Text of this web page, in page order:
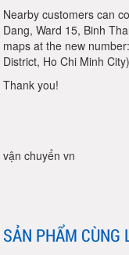
Nearby customers can
Dang, Ward 15, Binh
maps at the new
District, Ho Chi Minh City)
Thank you!
vận chuyển vn
SẢN PHẨM CÙNG